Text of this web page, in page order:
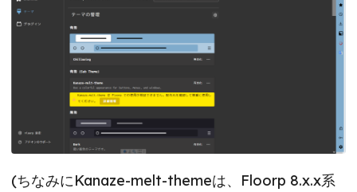
(ちなみにKanaze-melt-themeは、Floorp 8.x.x系